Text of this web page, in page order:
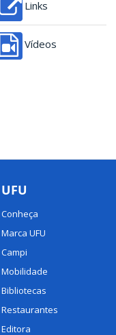
Links
Vídeos
UFU
Conheça
Marca UFU
Campi
Mobilidade
Bibliotecas
Restaurantes
Editora